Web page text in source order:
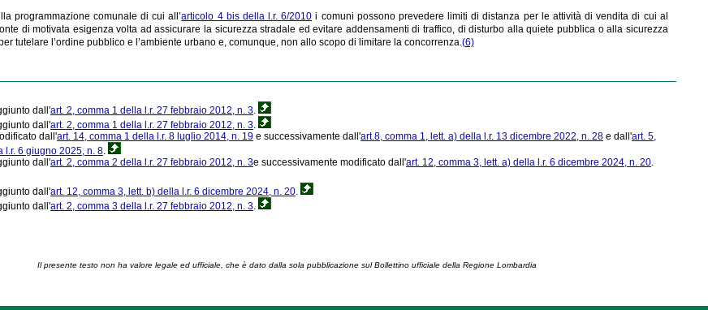
programmazione comunale di cui all’articolo 4 bis della l.r. 6/2010 i comuni possono prevedere limiti di distanza per le attività di vendita di cui al
di motivata esigenza volta ad assicurare la sicurezza stradale ed evitare addensamenti di traffico, di disturbo alla quiete pubblica o alla sicurezza
tutelare l’ordine pubblico e l’ambiente urbano e, comunque, non allo scopo di limitare la concorrenza.(6)
dall'art. 2, comma 1 della l.r. 27 febbraio 2012, n. 3.
dall'art. 2, comma 1 della l.r. 27 febbraio 2012, n. 3.
dall'art. 14, comma 1 della l.r. 8 luglio 2014, n. 19 e successivamente dall'art.8, comma 1, lett. a) della l.r. 13 dicembre 2022, n. 28 e dall'art. 5,
l.r. 6 giugno 2025, n. 8.
dall'art. 2, comma 2 della l.r. 27 febbraio 2012, n. 3e successivamente modificato dall'art. 12, comma 3, lett. a) della l.r. 6 dicembre 2024, n. 20.
dall'art. 12, comma 3, lett. b) della l.r. 6 dicembre 2024, n. 20.
dall'art. 2, comma 3 della l.r. 27 febbraio 2012, n. 3.
Il presente testo non ha valore legale ed ufficiale, che è dato dalla sola pubblicazione sul Bollettino ufficiale della Regione Lombardia